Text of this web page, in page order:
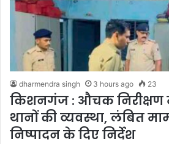
dharmendra singh 3 hours ago 23
किशनगंज : औचक निरीक्षण
थानों की व्यवस्था, लंबित
निष्पादन के दिए निर्देश